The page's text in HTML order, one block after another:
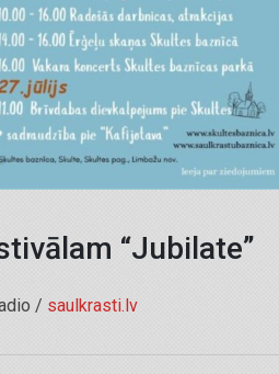
“Jubilate”
/ saulkrasti.lv